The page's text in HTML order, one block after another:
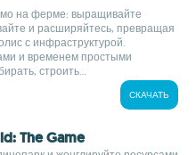
на ферме: выращивайте
и расширяйтесь, превращая
с инфраструктурой.
и временем простыми
строить...
СКАЧАТЬ
The Game